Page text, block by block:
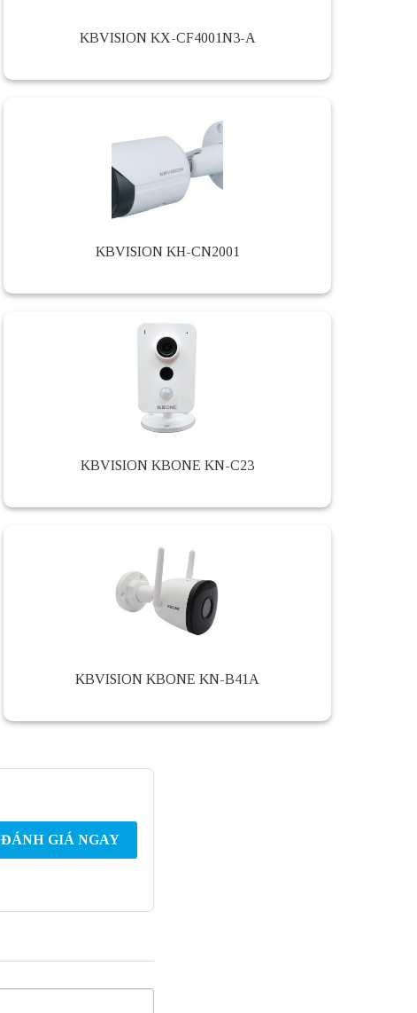
KBVISION KX-CF4001N3-A
KBVISION KH-CN2001
KBVISION KBONE KN-C23
KBVISION KBONE KN-B41A
ĐÁNH GIÁ NGAY